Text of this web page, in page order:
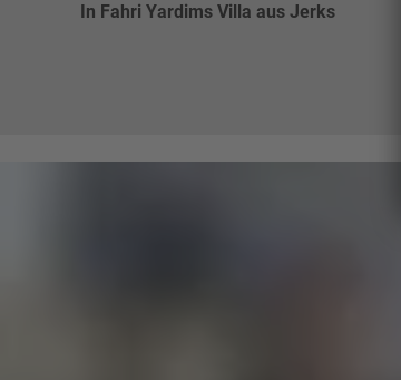
In Fahri Yardims Villa aus Jerks